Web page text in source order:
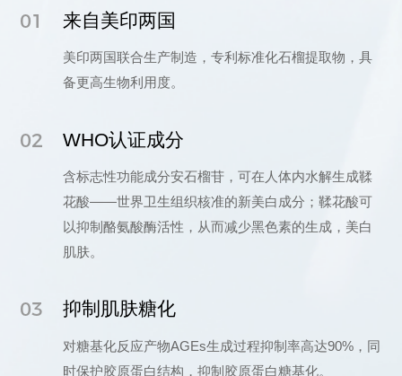
01 来自美印两国
美印两国联合生产制造，专利标准化石榴提取物，具
备更高生物利用度。
02 WHO认证成分
含标志性功能成分安石榴苷，可在人体内水解生成鞣
花酸——世界卫生组织核准的新美白成分；鞣花酸可
以抑制酪氨酸酶活性，从而减少黑色素的生成，美白
肌肤。
03 抑制肌肤糖化
对糖基化反应产物AGEs生成过程抑制率高达90%，同
时保护胶原蛋白结构，抑制胶原蛋白糖基化。